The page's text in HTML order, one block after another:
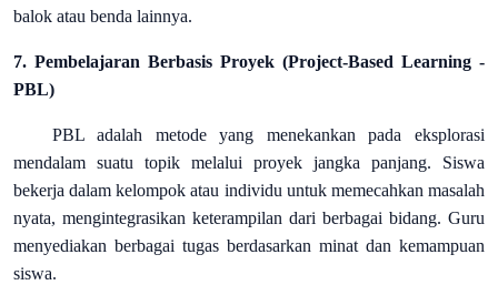
balok atau benda lainnya.
7. Pembelajaran Berbasis Proyek (Project-Based Learning -
PBL)
PBL adalah metode yang menekankan pada eksplorasi
mendalam suatu topik melalui proyek jangka panjang. Siswa
bekerja dalam kelompok atau individu untuk memecahkan masalah
nyata, mengintegrasikan keterampilan dari berbagai bidang. Guru
menyediakan berbagai tugas berdasarkan minat dan kemampuan
siswa.